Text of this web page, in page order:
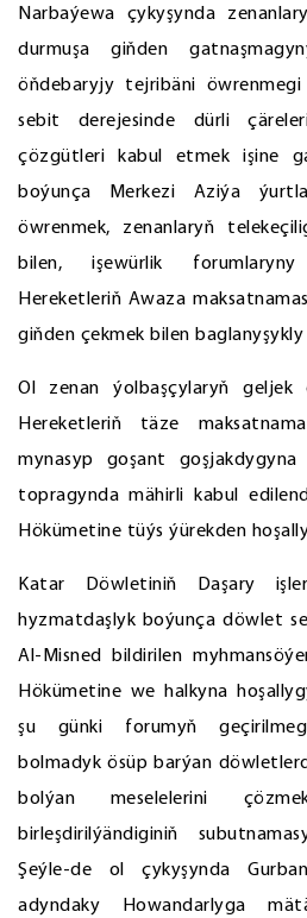
Narbaýewa çykyşynda
durmuşa giňden
öňdebaryjy tejribäni
sebit derejesinde dürli
çözgütleri kabul etmek işine
boýunça Merkezi Aziýa
öwrenmek, zenanlaryň
bilen, işewürlik
Hereketleriň Awaza
giňden çekmek bilen
Ol zenan ýolbaşçylaryň
Hereketleriň täze
mynasyp goşant
topragynda mähirli kabul
Hökümetine tüýs ýürekden
Katar Döwletiniň Daşary
hyzmatdaşlyk boýunça döwlet
Al-Misned bildirilen
Hökümetine we halkyna
şu günki forumyň
bolmadyk ösüp barýan
bolýan meselelerini
birleşdirilýändiginiň
Şeýle-de ol çykyşynda
adyndaky Howandarlyga